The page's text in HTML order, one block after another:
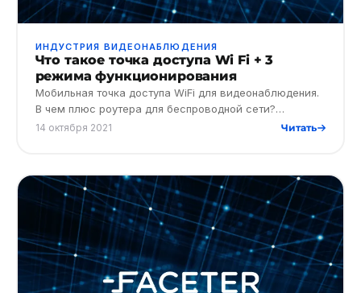
ИНДУСТРИЯ ВИДЕОНАБЛЮДЕНИЯ
Что такое точка доступа Wi Fi + 3
режима функционирования
Мобильная точка доступа WiFi для видеонаблюдения.
В чем плюс роутера для беспроводной сети?
Расскажем, как функционирует система
14 октября 2021 Читать